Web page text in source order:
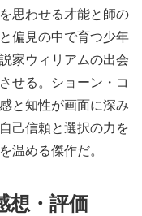
思わせる才能と師の
偏見の中で育つ少年
家ウィリアムの出会
せる。ショーン・コ
と知性が画面に深み
己信頼と選択の力を
温める傑作だ。
想・評価